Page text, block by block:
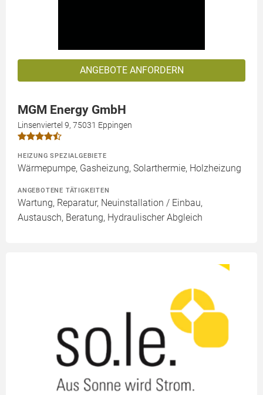
ANGEBOTE ANFORDERN
MGM Energy GmbH
Linsenviertel 9, 75031 Eppingen
HEIZUNG SPEZIALGEBIETE
Wärmepumpe, Gasheizung, Solarthermie, Holzheizung
ANGEBOTENE TÄTIGKEITEN
Wartung, Reparatur, Neuinstallation / Einbau,
Austausch, Beratung, Hydraulischer Abgleich